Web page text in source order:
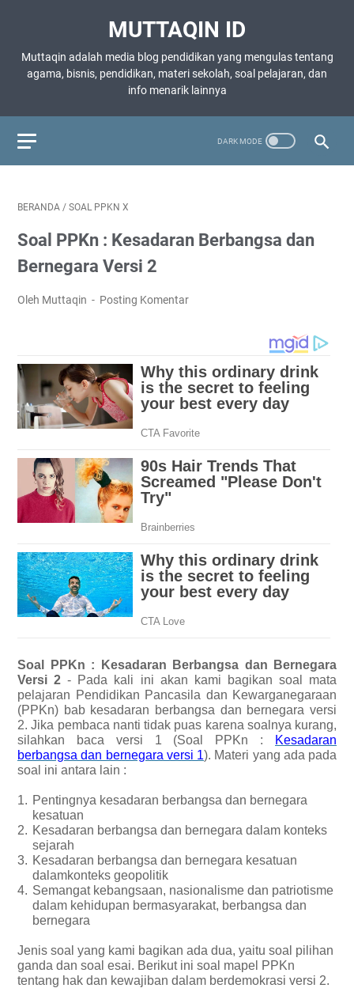
MUTTAQIN ID
Muttaqin adalah media blog pendidikan yang mengulas tentang
agama, bisnis, pendidikan, materi sekolah, soal pelajaran, dan
info menarik lainnya
BERANDA / SOAL PPKN X
Soal PPKn : Kesadaran Berbangsa dan
Bernegara Versi 2
Oleh Muttaqin Posting Komentar
Soal PPKn : Kesadaran Berbangsa dan Bernegara
Versi 2 - Pada kali ini akan kami bagikan soal mata
pelajaran Pendidikan Pancasila dan Kewarganegaraan
(PPKn) bab kesadaran berbangsa dan bernegara versi
2. Jika pembaca nanti tidak puas karena soalnya kurang,
silahkan baca versi 1 (Soal PPKn :
Kesadaran
berbangsa dan bernegara versi 1). Materi yang ada pada
soal ini antara lain :
1. Pentingnya kesadaran berbangsa dan bernegara
kesatuan
2. Kesadaran berbangsa dan bernegara dalam konteks
sejarah
3. Kesadaran berbangsa dan bernegara kesatuan
dalamkonteks geopolitik
4. Semangat kebangsaan, nasionalisme dan patriotisme
dalam kehidupan bermasyarakat, berbangsa dan
bernegara
Jenis soal yang kami bagikan ada dua, yaitu soal pilihan
ganda dan soal esai. Berikut ini soal mapel PPKn
tentang hak dan kewajiban dalam berdemokrasi versi 2.